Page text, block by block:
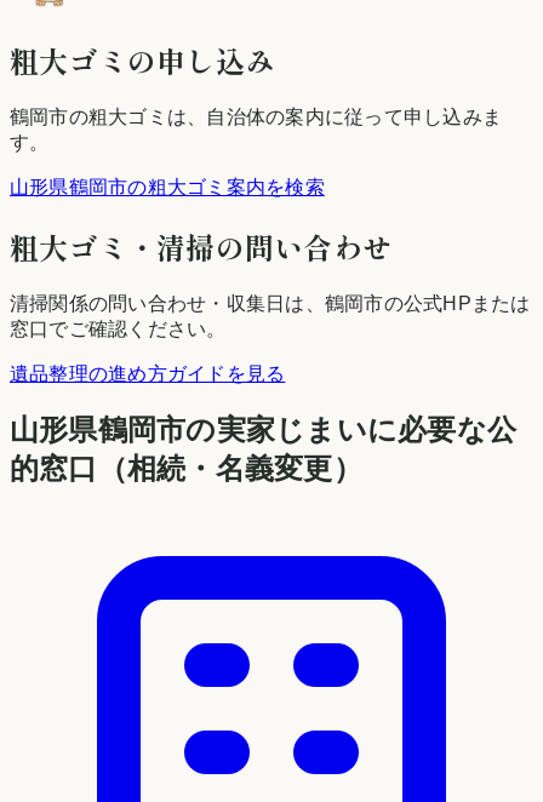
粗大ゴミの申し込み
鶴岡市の粗大ゴミは、自治体の案内に従って申し込みま
す。
山形県鶴岡市の粗大ゴミ案内を検索
粗大ゴミ・清掃の問い合わせ
清掃関係の問い合わせ・収集日は、 鶴岡市の公式HPまたは
窓口でご確認ください。
遺品整理の進め方ガイドを見る
山形県鶴岡市の実家じまいに必要な公
的窓口（相続・名義変更）